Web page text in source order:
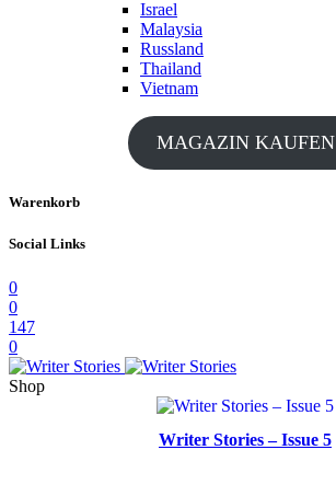
Israel
Malaysia
Russland
Thailand
Vietnam
MAGAZIN KAUFEN
Warenkorb
Social Links
0
0
147
0
Shop
Writer Stories – Issue 5